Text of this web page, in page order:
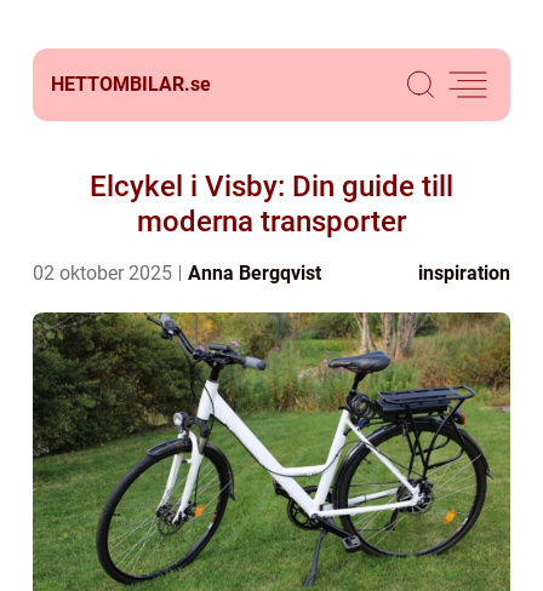
HETTOMBILAR.se
Elcykel i Visby: Din guide till
moderna transporter
02 oktober 2025 Anna Bergqvist inspiration